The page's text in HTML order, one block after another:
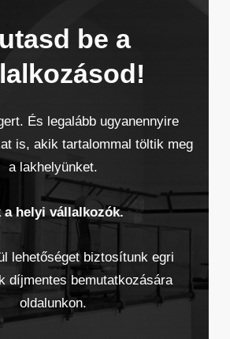
be a
És legalább ugyanennyire
is, akik tartalommal töltik meg
a lakhelyünket.
a helyi vállalkozók.
lehetőséget biztosítunk egri
díjmentes bemutatkozására
oldalunkon.